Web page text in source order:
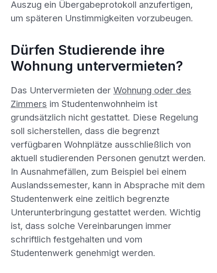
Auszug ein Übergabeprotokoll anzufertigen,
um späteren Unstimmigkeiten vorzubeugen.
Dürfen Studierende ihre
Wohnung untervermieten?
Das Untervermieten der Wohnung oder des
Zimmers im Studentenwohnheim ist
grundsätzlich nicht gestattet. Diese Regelung
soll sicherstellen, dass die begrenzt
verfügbaren Wohnplätze ausschließlich von
aktuell studierenden Personen genutzt werden.
In Ausnahmefällen, zum Beispiel bei einem
Auslandssemester, kann in Absprache mit dem
Studentenwerk eine zeitlich begrenzte
Unterunterbringung gestattet werden. Wichtig
ist, dass solche Vereinbarungen immer
schriftlich festgehalten und vom
Studentenwerk genehmigt werden.